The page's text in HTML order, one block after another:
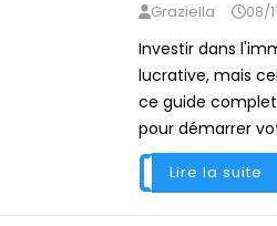
Graziella 08/
Investir dans
lucrative, mais
ce guide
pour démarrer
Lire la suite